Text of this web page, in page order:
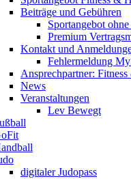
Beiträge und Gebühren
Sportangebot
Premium
Kontakt und
Fehlermeldung
Ansprechpartner:
News
Veranstaltungen
Lev Bewegt
digitaler Judopass